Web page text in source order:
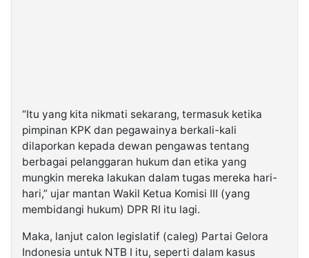
“Itu yang kita nikmati sekarang, termasuk ketika
pimpinan KPK dan pegawainya berkali-kali
dilaporkan kepada dewan pengawas tentang
berbagai pelanggaran hukum dan etika yang
mungkin mereka lakukan dalam tugas mereka hari-
hari,” ujar mantan Wakil Ketua Komisi III (yang
membidangi hukum) DPR RI itu lagi.
Maka, lanjut calon legislatif (caleg) Partai Gelora
Indonesia untuk NTB I itu, seperti dalam kasus